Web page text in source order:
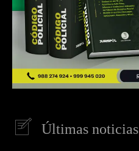
Últimas noticias